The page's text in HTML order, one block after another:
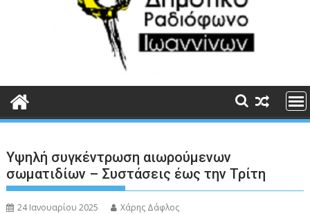
Υψηλή συγκέντρωση αιωρούμενων
σωματιδίων – Συστάσεις έως την Τρίτη
24 Ιανουαρίου 2025 Χάρης Δάφλος